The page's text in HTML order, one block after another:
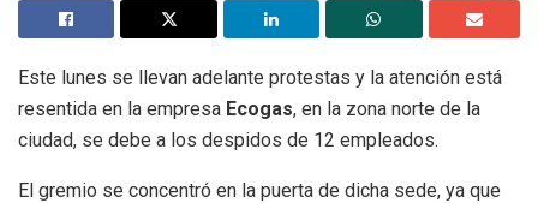
Este lunes se llevan adelante protestas y la atención está
resentida en la empresa Ecogas, en la zona norte de la
ciudad, se debe a los despidos de 12 empleados.
El gremio se concentró en la puerta de dicha sede, ya que